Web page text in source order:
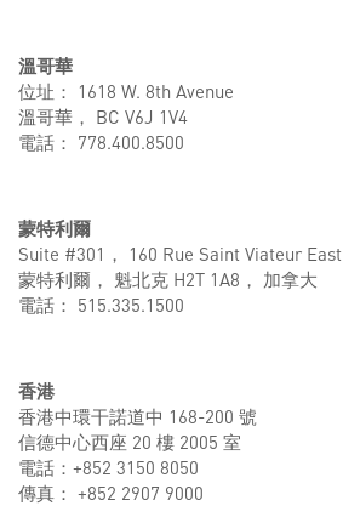
溫哥華
位址： 1618 W. 8th Avenue
溫哥華， BC V6J 1V4
電話： 778.400.8500
蒙特利爾
Suite #301， 160 Rue Saint Viateur East
蒙特利爾， 魁北克 H2T 1A8， 加拿大
電話： 515.335.1500
香港
香港中環干諾道中 168-200 號
信德中心西座 20 樓 2005 室
電話：+852 3150 8050
傳真： +852 2907 9000